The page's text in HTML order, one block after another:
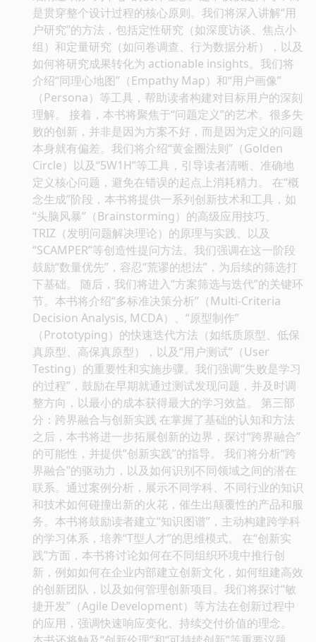
是贯穿整个设计过程的核心原则。我们将深入讲解“用
户研究”的方法，包括定性研究（如深度访谈、焦点小
组）和定量研究（如问卷调查、行为数据分析），以及
如何将研究成果转化为 actionable insights。我们将
介绍“同理心地图”（Empathy Map）和“用户画像”
（Persona）等工具，帮助读者构建对目标用户的深刻
理解。 接着，本书将聚焦于“问题定义”的艺术。很多失
败的创新，并非是因为方案不好，而是因为定义的问题
本身就有偏差。我们将介绍“黄金圈法则”（Golden
Circle）以及“5W1H”等工具，引导读者清晰、准确地
定义核心问题，避免在错误的起点上消耗精力。 在“概
念生成”阶段，本书将提供一系列创新技术和工具，如
“头脑风暴”（Brainstorming）的高级应用技巧、
TRIZ（发明问题解决理论）的原理与实践、以及
“SCAMPER”等创造性提问方法。我们强调在这一阶段
鼓励“数量优先”，容忍“荒谬的想法”，为后续的筛选打
下基础。 随后，我们将进入“方案筛选与迭代”的关键环
节。本书将介绍“多标准决策分析”（Multi-Criteria
Decision Analysis, MCDA）、“原型制作”
（Prototyping）的快速迭代方法（如纸质原型、低保
真原型、高保真原型），以及“用户测试”（User
Testing）的重要性和实施步骤。我们强调“失败是学习
的过程”，鼓励在早期就通过测试发现问题，并及时调
整方向，以最小的成本获得最大的学习效益。 第三部
分：跨界融合与创新实践 在掌握了基础的认知和方法
之后，本书将进一步拓展创新的边界，探讨“跨界融合”
的可能性，并提供“创新实践”的指导。 我们将分析“跨
界融合”的驱动力，以及如何识别不同领域之间的潜在
联系。通过案例分析，展示不同学科、不同行业的知识
和技术如何碰撞出新的火花，催生出颠覆性的产品和服
务。本书将鼓励读者建立“知识图谱”，主动构建跨学科
的学习体系，培养“T型人才”的思维模式。 在“创新实
践”方面，本书将讨论如何在不同组织环境中推行创
新，例如如何在企业内部建立创新文化，如何组建高效
的创新团队，以及如何管理创新项目。我们将探讨“敏
捷开发”（Agile Development）等方法在创新过程中
的应用，强调快速响应变化、持续交付价值的理念。